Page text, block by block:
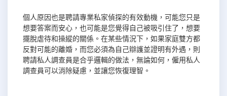
個人原因也是聘請專業私家偵探的有效動機，可能您只是
想要答案而安心，也可能是您覺得自己被吸引住了，想要
擺脫虐待和操縱的關係。在某些情況下，如果家庭雙方都
反對可能的離婚，而您必須為自己辯護並證明有外遇，則
聘請私人調查員是合乎邏輯的做法，無論如何，僱用私人
調查員可以消除疑慮，並讓您恢復理智。